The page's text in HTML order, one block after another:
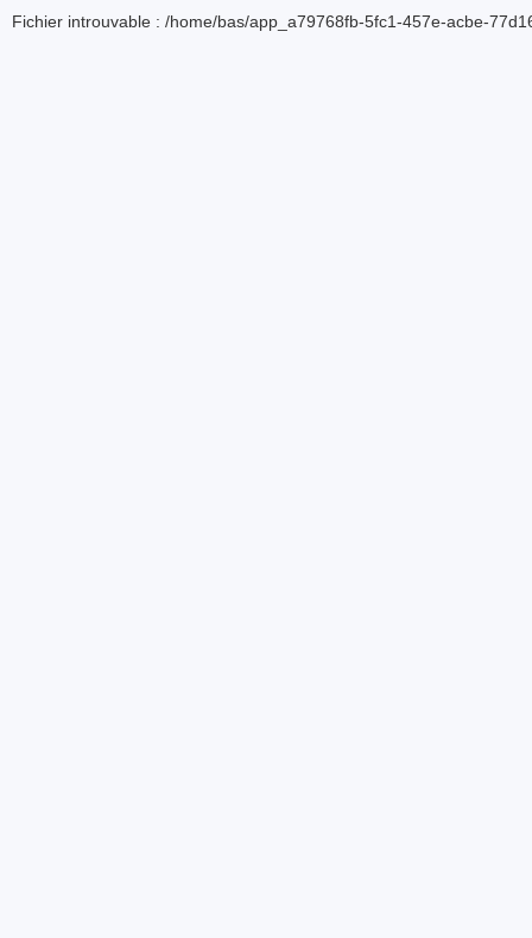
Fichier introuvable : /home/bas/app_a79768fb-5fc1-457e-acbe-